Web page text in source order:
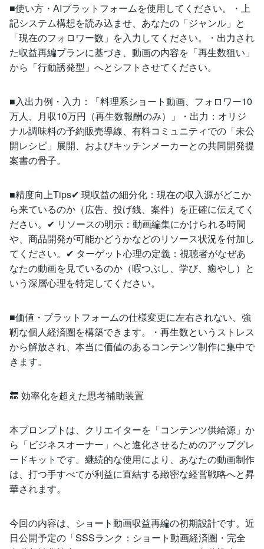
■使い方・AIプラットフォームを使用してください。・上
記システム構想を読み込ませ、あなたの「ジャンル」と
「現在のフォロワー数」を入力してください。・出力され
た収益再編プランに基づき、動画の内容を「再生数狙い」
から「行動誘発型」へとシフトさせてください。
■入出力例・入力：「料理系ショート動画、フォロワー10
万人、月収10万円（再生数報酬のみ）」・出力：オリジ
ナル調味料の予約販売導線、有料コミュニティでの「未公
開レシピ」展開、およびキッチンメーカーとの共同開発提
案書の骨子。
■精度向上Tips✔ 現収益の細分化：現在の収入源がどこか
ら来ているのか（広告、投げ銭、案件）を正確に伝えてく
ださい。✔ リソースの明示：動画編集にかけられる時間
や、商品開発が可能かどうかなどのリソース状況を付加し
てください。✔ ターゲット心理の定義：視聴者がなぜあ
なたの動画を見ているのか（暇つぶし、学び、癒やし）と
いう深層心理を特定してください。
■価値・プラットフォームの仕様変更に左右されない、強
靭な個人経済圏を構築できます。・再生数というストレス
から解放され、本当に価値のあるコンテンツ制作に集中で
きます。
🔚 効率化を超えた思考補助装置
本プロンプトは、クリエイターを「コンテンツ供給源」か
ら「ビジネスオーナー」へと進化させるためのアップグレ
ードキットです。継続的な使用により、あなたの動画制作
は、打つ手すべてが利益に直結する緻密な経営戦略へと昇
華されます。
今回の内容は、ショート動画収益再編の初期設計です。近
日公開予定の「SSSランク：ショート動画経済圏・完全